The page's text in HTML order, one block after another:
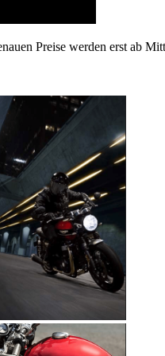
Preise werden erst ab